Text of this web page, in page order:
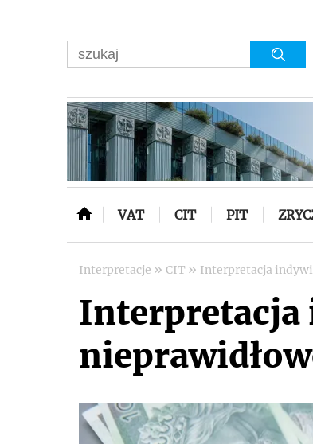
VAT CIT PIT
Interpretacje » CIT » Interpretacja
Interpretacja